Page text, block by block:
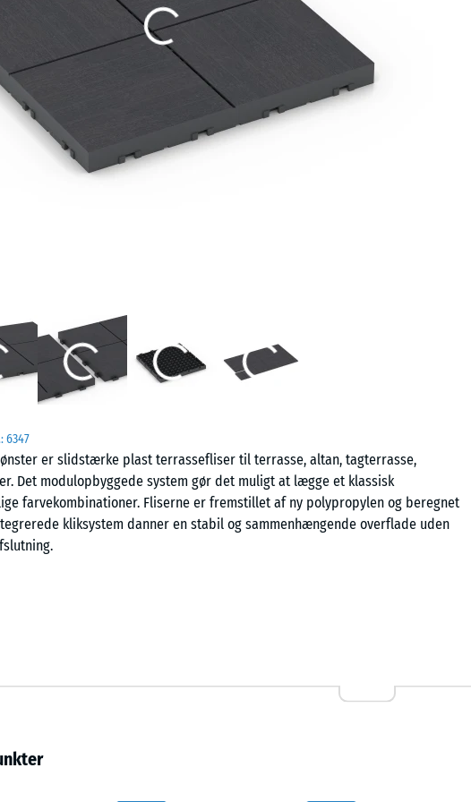
6347
er slidstærke plast terrassefliser til terrasse, altan, tagterrasse,
Det modulopbyggede system gør det muligt at lægge et klassisk
farvekombinationer. Fliserne er fremstillet af ny polypropylen og beregnet
kliksystem danner en stabil og sammenhængende overflade uden
ny polypropylen med definerede materialeegenskaber. Der anvendes ikke
oprindelse. Materialet er UV-bestandigt og temperaturstabilt fra −25 °C